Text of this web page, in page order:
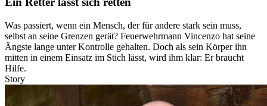
Was passiert, wenn ein Mensch, der für andere stark sein muss,
selbst an seine Grenzen gerät? Feuerwehrmann Vincenzo hat seine
Ängste lange unter Kontrolle gehalten. Doch als sein Körper ihn
mitten in einem Einsatz im Stich lässt, wird ihm klar: Er braucht
Hilfe.
Story